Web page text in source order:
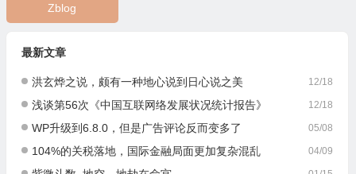
Zblog
最新文章
12/18
洪玄烨之说，颇有一种地心说到日心说之美
12/18
浅谈第56次《中国互联网络发展状况统计报告》
05/08
WP升级到6.8.0，但是广告评论反而变多了
04/09
104%的关税落地，国际金融局面更加复杂混乱